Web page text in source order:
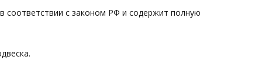
соответствии с законом РФ и содержит полную